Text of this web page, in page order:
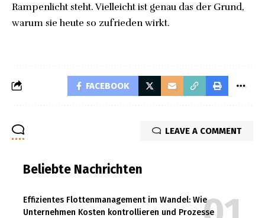
Rampenlicht steht. Vielleicht ist genau das der Grund,
warum sie heute so zufrieden wirkt.
FACEBOOK
LEAVE A COMMENT
Beliebte Nachrichten
Effizientes Flottenmanagement im Wandel: Wie
Unternehmen Kosten kontrollieren und Prozesse